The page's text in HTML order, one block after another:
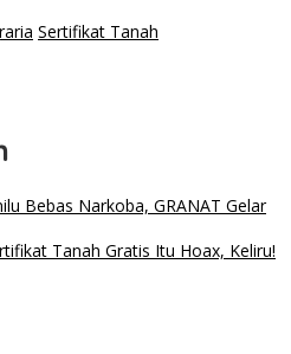
Sertifikat Tanah
Bebas Narkoba, GRANAT Gelar
Tanah Gratis Itu Hoax, Keliru!